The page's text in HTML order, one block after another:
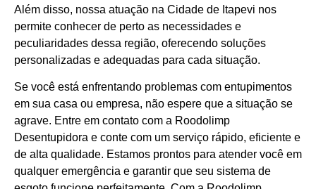
Além disso, nossa atuação na Cidade de Itapevi nos
permite conhecer de perto as necessidades e
peculiaridades dessa região, oferecendo soluções
personalizadas e adequadas para cada situação.
Se você está enfrentando problemas com entupimentos
em sua casa ou empresa, não espere que a situação se
agrave. Entre em contato com a Roodolimp
Desentupidora e conte com um serviço rápido, eficiente e
de alta qualidade. Estamos prontos para atender você em
qualquer emergência e garantir que seu sistema de